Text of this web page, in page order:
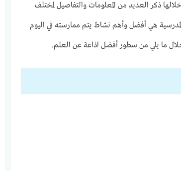
ذكر العديد من المعلومات والتفاصيل لمختلف
هي أفضل وأهم نشاط يتم ممارسته في اليوم
ما يلي من سطور أفضل اذاعة عن العلم.